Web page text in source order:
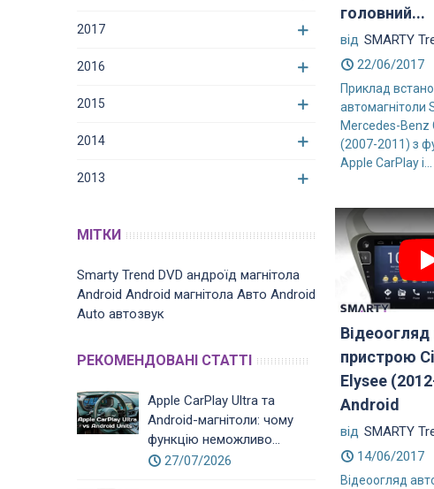
2017
2016
2015
2014
2013
МІТКИ
Smarty Trend DVD андроїд магнітола
Android Android магнітола Авто Android
Auto автозвук
РЕКОМЕНДОВАНІ СТАТТІ
Apple CarPlay Ultra та
Android-магнітоли: чому
функцію неможливо...
27/07/2026
головний...
від SMARTY
22/06/2017
Приклад
автомагнітоли
Mercedes-Benz
(2007-2011) з
Apple CarPlay і...
пристрою
Elysee
Android
від SMARTY
14/06/2017
Відеоогляд